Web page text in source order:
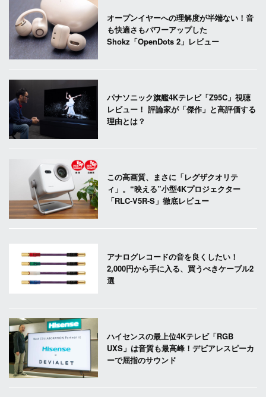
オープンイヤーへの理解度が半端ない！音
も快適さもパワーアップした
Shokz「OpenDots 2」レビュー
パナソニック旗艦4Kテレビ「Z95C」視聴
レビュー！ 評論家が「傑作」と高評価する
理由とは？
この高画質、まさに「レグザクオリテ
ィ」。“映える”小型4Kプロジェクター
「RLC-V5R-S」徹底レビュー
アナログレコードの音を良くしたい！
2,000円から手に入る、買うべきケーブル2
選
ハイセンスの最上位4Kテレビ「RGB
UXS」は音質も最高峰！デビアレスピーカ
ーで屈指のサウンド